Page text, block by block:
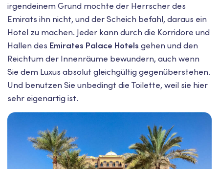
irgendeinem Grund mochte der Herrscher des
Emirats ihn nicht, und der Scheich befahl, daraus ein
Hotel zu machen. Jeder kann durch die Korridore und
Hallen des Emirates Palace Hotels gehen und den
Reichtum der Innenräume bewundern, auch wenn
Sie dem Luxus absolut gleichgültig gegenüberstehen.
Und benutzen Sie unbedingt die Toilette, weil sie hier
sehr eigenartig ist.